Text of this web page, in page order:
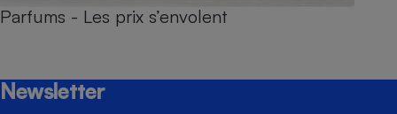
Parfums - Les prix s’envolent
Newsletter